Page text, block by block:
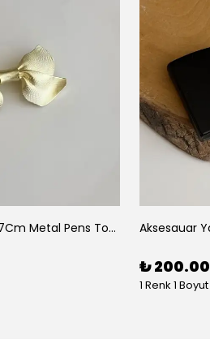
Aksesauar Kurdele 7Cm Metal Pens Toka
₺ 200.00
1 Renk 1 Boyut